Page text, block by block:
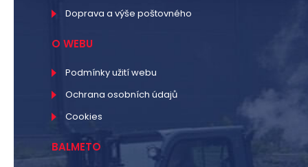
Doprava a výše poštovného
O WEBU
Podmínky užití webu
Ochrana osobních údajů
Cookies
BALMETO